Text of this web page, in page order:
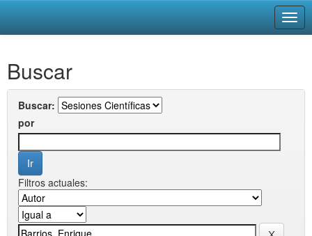
navigation
Buscar
Buscar:
por
Filtros actuales: